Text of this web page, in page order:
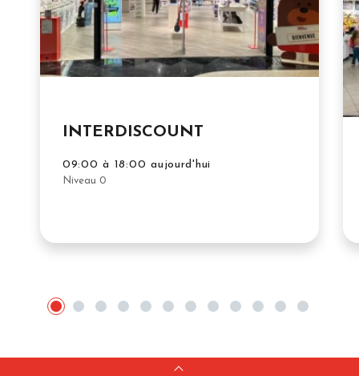
INTERDISCOUNT
09:00 à 18:00 aujourd'hui
Niveau 0